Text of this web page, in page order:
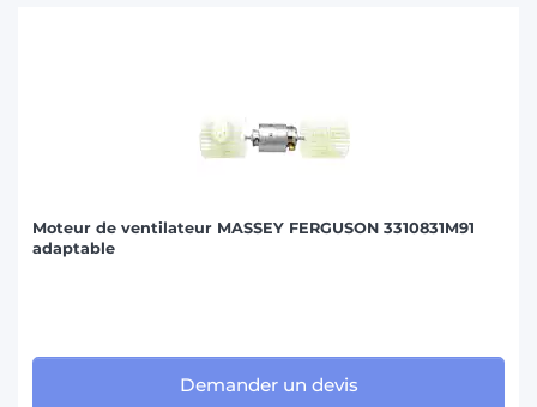
Moteur de ventilateur MASSEY FERGUSON 3310831M91
adaptable
Demander un devis